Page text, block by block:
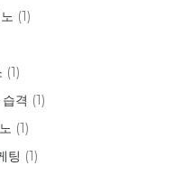
(1)
(1)
격 (1)
(1)
팅 (1)